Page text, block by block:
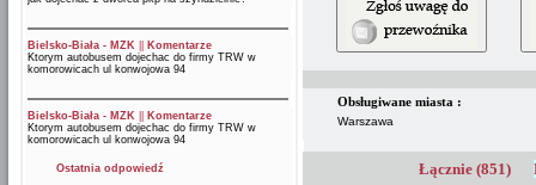
Bielsko-Biała - MZK
Komentarze
Ktorym autobusem dojechac do firmy TRW w
komorowicach ul konwojowa 94
Bielsko-Biała - MZK
Komentarze
Ktorym autobusem dojechac do firmy TRW w
komorowicach ul konwojowa 94
Ostatnia odpowiedź
Obsługiwane miasta :
Warszawa
Łącznie (851)